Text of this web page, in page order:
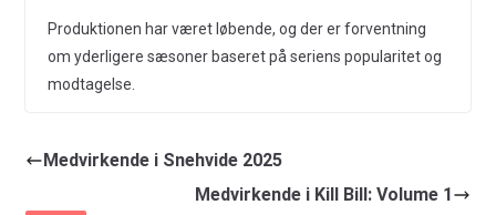
Produktionen har været løbende, og der er forventning
om yderligere sæsoner baseret på seriens popularitet og
modtagelse.
Medvirkende i Snehvide 2025
Medvirkende i Kill Bill: Volume 1